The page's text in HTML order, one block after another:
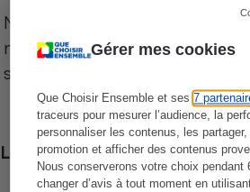
Gérer mes cookies
Que Choisir Ensemble et ses7
traceurs pour mesurer l’audience, la
personnaliser les contenus, les
promotion et afficher des contenus
Nous conserverons votre choix pendant
changer d’avis à tout moment en
Notre comparateur de
niveau de prix des
sur le territoire français.
Les comparaisons de prix